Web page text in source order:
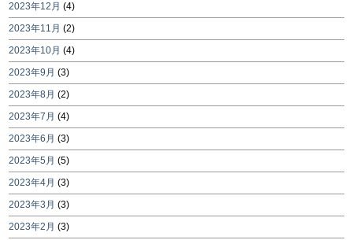
2023年12月 (4)
2023年11月 (2)
2023年10月 (4)
2023年9月 (3)
2023年8月 (2)
2023年7月 (4)
2023年6月 (3)
2023年5月 (5)
2023年4月 (3)
2023年3月 (3)
2023年2月 (3)